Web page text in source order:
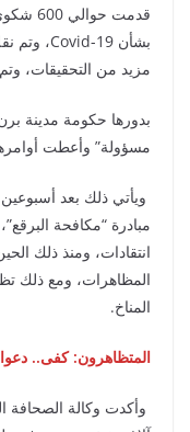
قدمت
مزيد من التحقيقات،
بدورها حكومة مدينة
مسؤولة” وأعطت
ويأتي ذلك بعد
انتقادات، ومنذ ذلك
المناخ.
المتظاهرون: كفى..
وأكدت وكالة الصحافة